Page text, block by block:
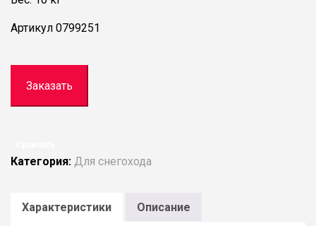
Артикул 0799251
Заказать
Категория: Для снегохода
Характеристики Описание